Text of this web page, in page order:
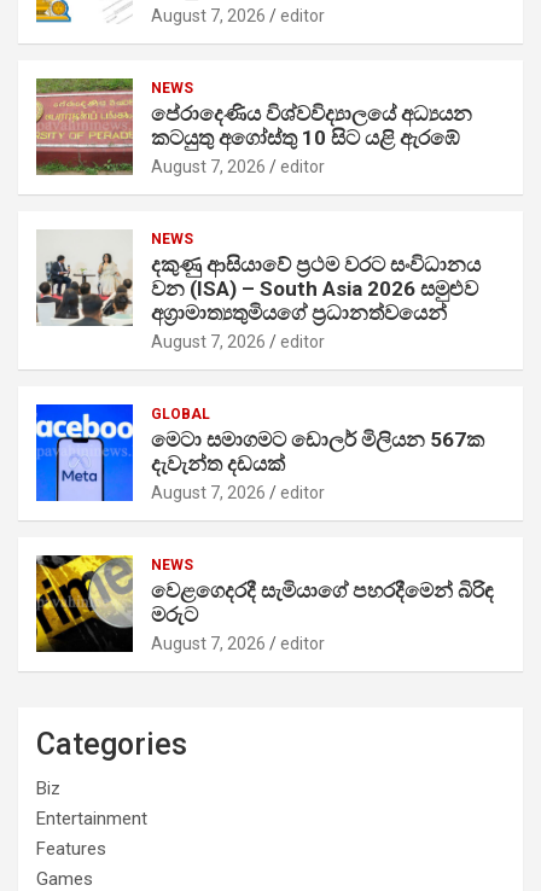
August 7, 2026 editor
NEWS
පේරාදෙණිය විශ්වවිද්‍යාලයේ අධ්‍යයන
කටයුතු අගෝස්තු 10 සිට යළි ඇරඹේ
August 7, 2026 editor
NEWS
දකුණු ආසියාවේ ප්‍රථම වරට සංවිධානය
වන (ISA) – South Asia 2026 සමුළුව
අග්‍රාමාත්‍යතුමියගේ ප්‍රධානත්වයෙන්
August 7, 2026 editor
GLOBAL
මෙටා සමාගමට ඩොලර් මිලියන 567ක
දැවැන්ත දඩයක්
August 7, 2026 editor
NEWS
වෙළගෙදරදී සැමියාගේ පහරදීමෙන් බිරිඳ
මරුට
August 7, 2026 editor
Categories
Biz
Entertainment
Features
Games